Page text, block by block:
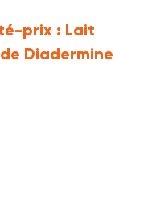
prix : Lait
Diadermine